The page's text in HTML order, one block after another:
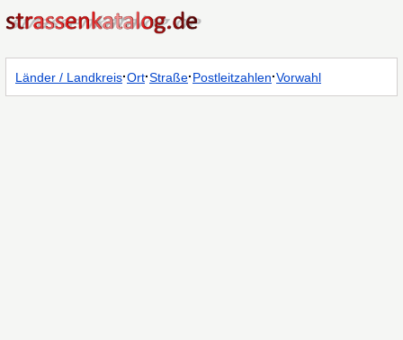
Länder / Landkreis·Ort·Straße·Postleitzahlen·Vorwahl